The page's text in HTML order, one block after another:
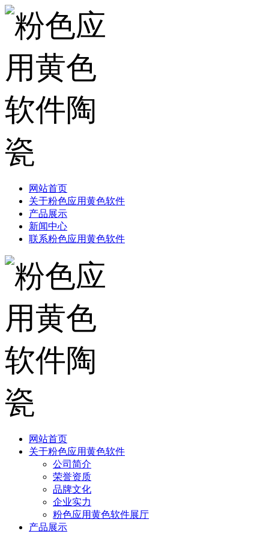
网站首页
关于粉色应用黄色软件
产品展示
新闻中心
联系粉色应用黄色软件
网站首页
关于粉色应用黄色软件
公司简介
荣誉资质
品牌文化
企业实力
粉色应用黄色软件展厅
产品展示